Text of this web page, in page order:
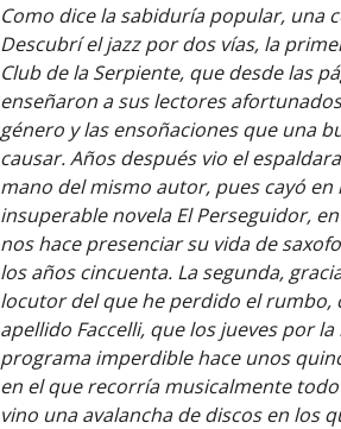
Como dice la sabiduría popular, una
Descubrí el jazz por dos vías, la
Club de la Serpiente, que desde las
enseñaron a sus lectores
género y las ensoñaciones que una
causar. Años después vio el
mano del mismo autor, pues cayó en
insuperable novela El Perseguidor,
nos hace presenciar su vida de
los años cincuenta. La segunda,
locutor del que he perdido el rumbo,
apellido Faccelli, que los jueves por
programa imperdible hace unos
en el que recorría musicalmente todo
vino una avalancha de discos en los